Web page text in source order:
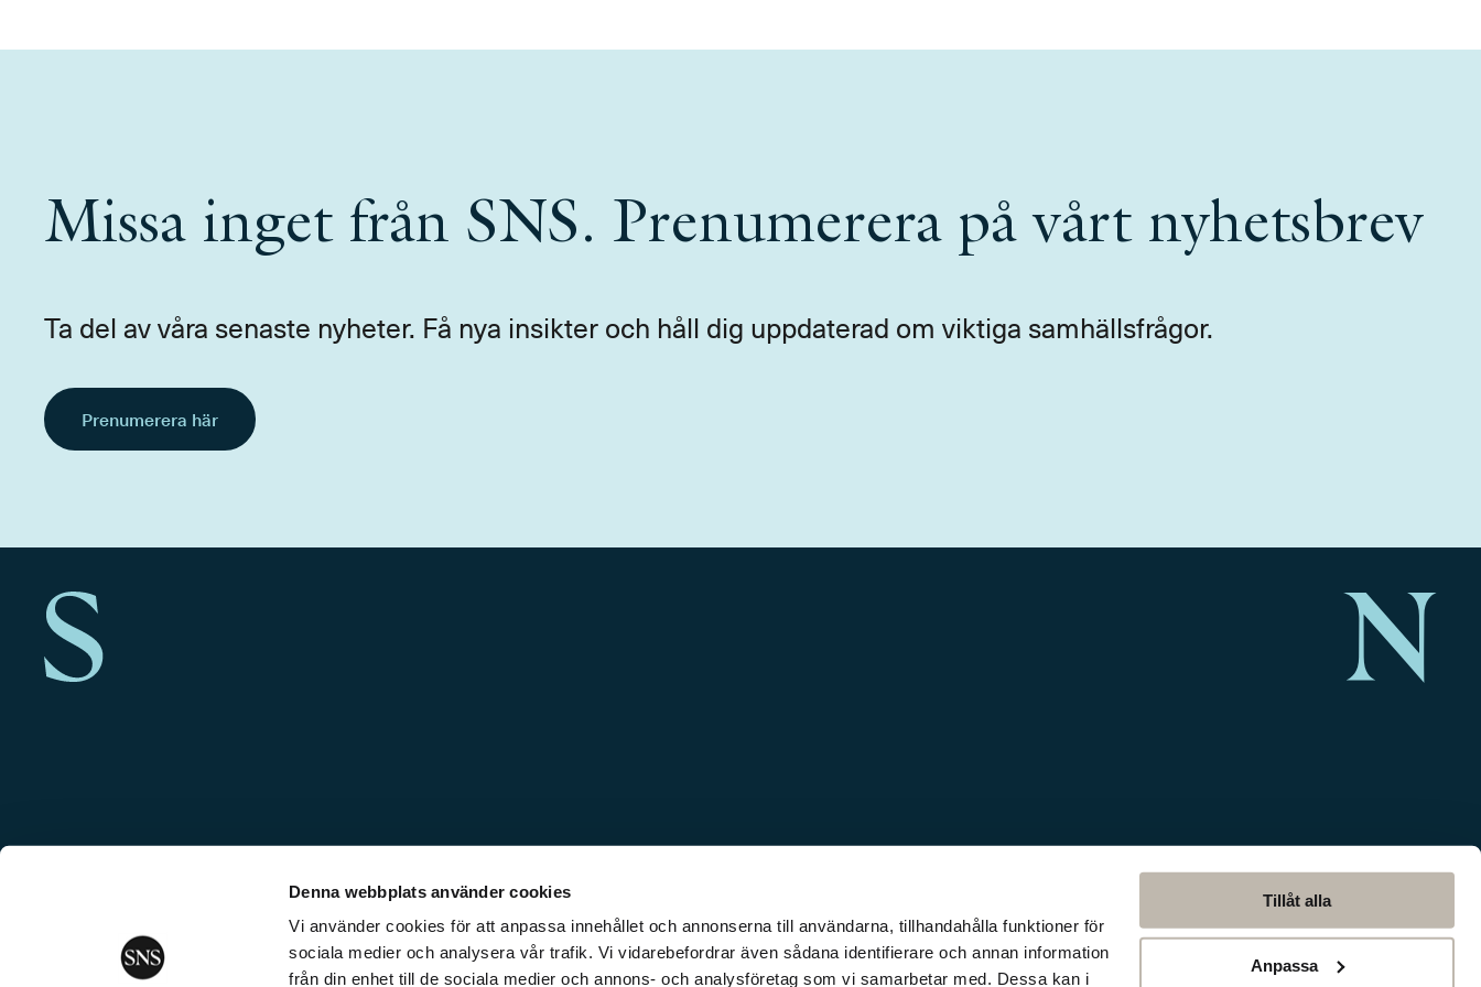
Denna webbplats använder cookies
Vi använder cookies för att anpassa innehållet och annonserna till användarna, tillhandahålla funktioner för
sociala medier och analysera vår trafik. Vi vidarebefordrar även sådana identifierare och annan information
från din enhet till de sociala medier och annons- och analysföretag som vi samarbetar med. Dessa kan i
Tillåt alla
Anpassa
Missa inget från SNS. Prenumerera på vårt nyhetsbrev
Ta del av våra senaste nyheter. Få nya insikter och håll dig uppdaterad om viktiga samhällsfrågor.
Prenumerera här